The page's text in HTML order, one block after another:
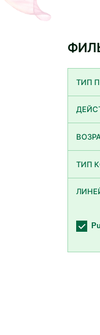
ТИП
ТИП